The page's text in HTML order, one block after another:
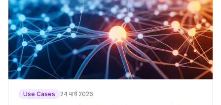
Use Cases 24 मार्च 2026